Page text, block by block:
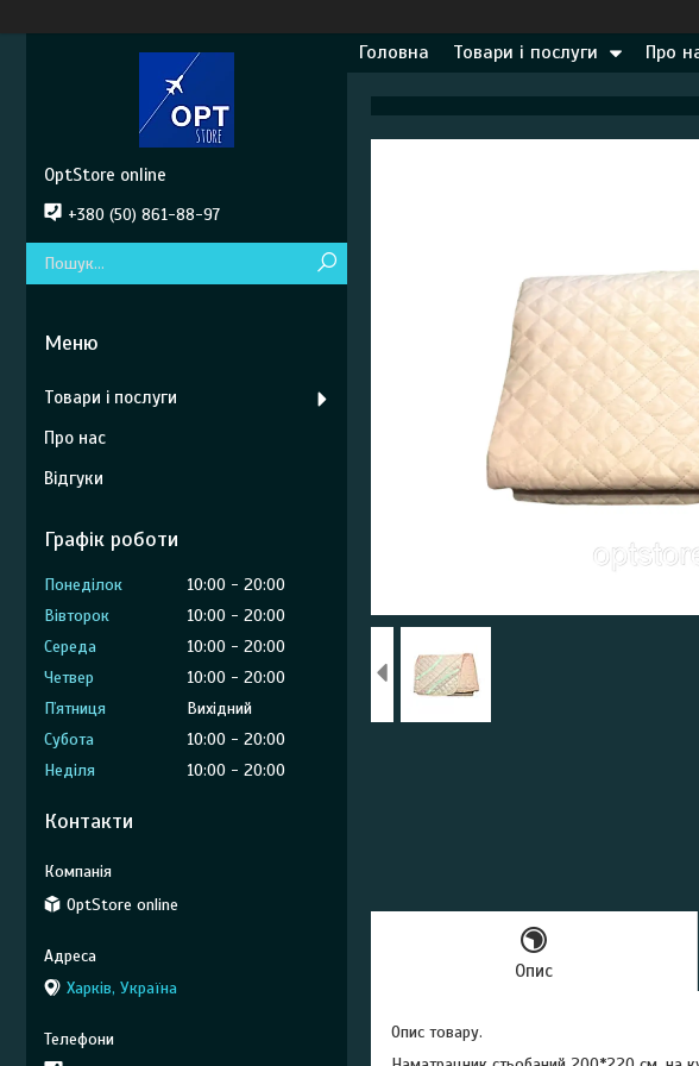
Головна Товари і послуги Про
Опис
Опис товару.
OptStore online
+380 (50) 861-88-97
Товари і послуги
Про нас
Відгуки
Графік роботи
Понеділок 10:00
20:00
Вівторок
10:00
20:00
Середа
10:00
20:00
Четвер
10:00
20:00
Пʼятниця
Вихідний
Субота
10:00
20:00
Неділя
10:00 20:00
Контакти
OptStore online
Харків, Україна